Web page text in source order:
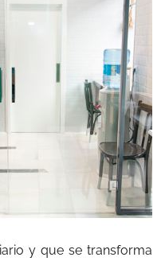
y que se transforma